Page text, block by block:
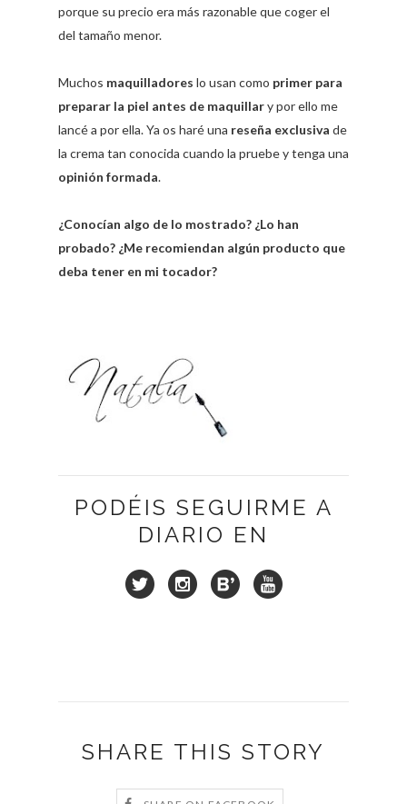
porque su precio era más razonable que coger el
del tamaño menor.
Muchos maquilladores lo usan como primer para
preparar la piel antes de maquillary por ello me
lancé a por ella. Ya os haré una reseña exclusiva de
la crema tan conocida cuando la pruebe y tenga una
opinión formada.
¿Conocían algo de lo mostrado? ¿Lo han
probado? ¿Me recomiendan algún producto que
deba tener en mi tocador?
PODÉIS SEGUIRME A
DIARIO EN
SHARE THIS STORY